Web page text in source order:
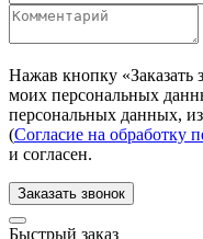
Нажав кнопку «Заказать
моих персональных
персональных данных,
(Согласие на обработку
и согласен.
Заказать звонок
Быстрый заказ